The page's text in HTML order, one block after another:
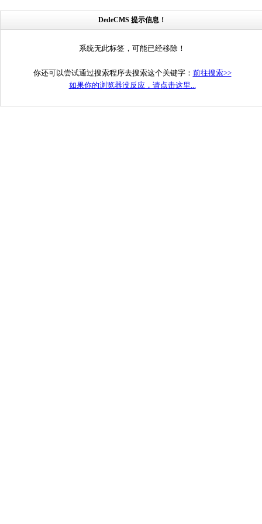
DedeCMS 提示信息！
系统无此标签，可能已经移除！
你还可以尝试通过搜索程序去搜索这个关键字： 前往搜索>>
如果你的浏览器没反应，请点击这里...